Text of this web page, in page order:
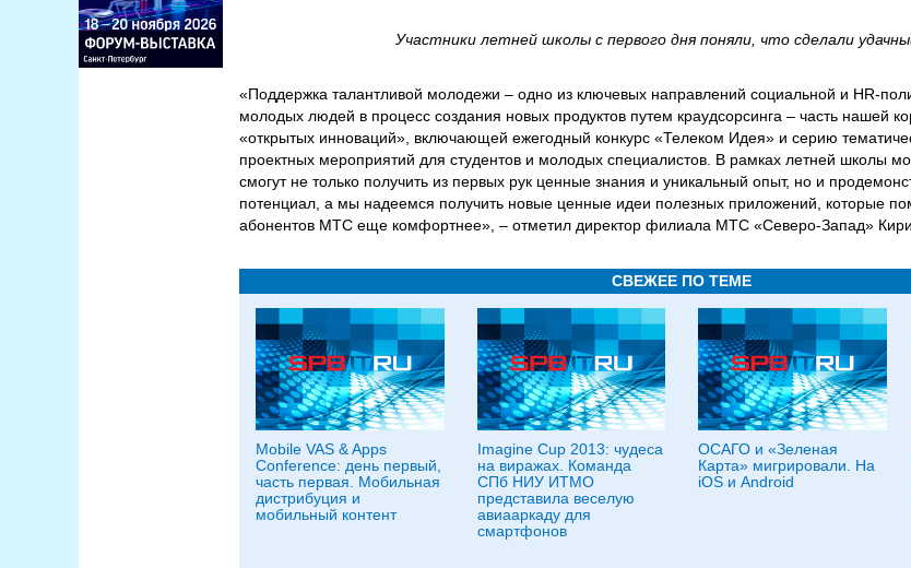
Участники летней школы с первого дня поняли, что сделали
«Поддержка талантливой молодежи – одно из ключевых направлений социальной и HR-
молодых людей в процесс создания новых продуктов путем краудсорсинга – часть нашей
«открытых инноваций», включающей ежегодный конкурс «Телеком Идея» и серию
проектных мероприятий для студентов и молодых специалистов. В рамках летней школы
смогут не только получить из первых рук ценные знания и уникальный опыт, но и
потенциал, а мы надеемся получить новые ценные идеи полезных приложений, которые
абонентов МТС еще комфортнее», – отметил директор филиала МТС «Северо-Запад»
СВЕЖЕЕ ПО ТЕМЕ
Mobile VAS & Apps
Conference: день первый,
часть первая. Мобильная
дистрибуция и
мобильный контент
Imagine Cup 2013: чудеса
на виражах. Команда
СПб НИУ ИТМО
представила веселую
авиааркаду для
смартфонов
ОСАГО и «Зеленая
Карта» мигрировали. На
iOS и Android